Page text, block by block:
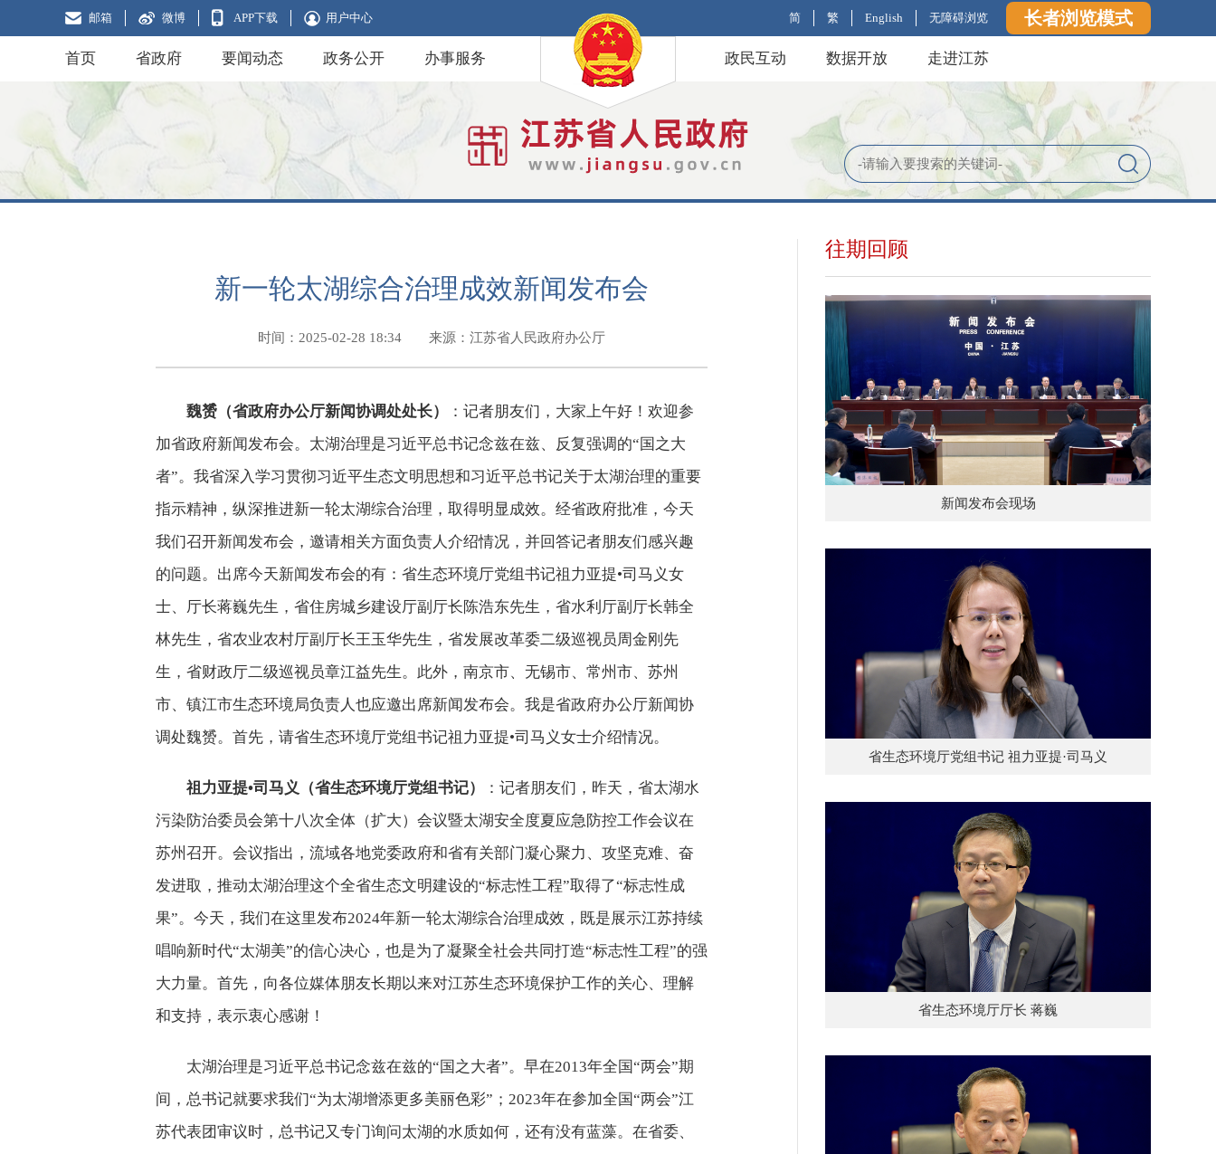
邮箱 微博 APP下载 用户中心 简 繁 English 无障碍浏览 长者浏览模式
首页 省政府 要闻动态 政务公开 办事服务 政民互动 数据开放 走进江苏
新一轮太湖综合治理成效新闻发布会
时间：2025-02-28 18:34 来源：江苏省人民政府办公厅
魏赟（省政府办公厅新闻协调处处长）
：记者朋友们，大家上午好！欢迎参
加省政府新闻发布会。太湖治理是习近平总书记念兹在兹、反复强调的“国之大
者”。我省深入学习贯彻习近平生态文明思想和习近平总书记关于太湖治理的重要
指示精神，纵深推进新一轮太湖综合治理，取得明显成效。经省政府批准，今天
我们召开新闻发布会，邀请相关方面负责人介绍情况，并回答记者朋友们感兴趣
的问题。出席今天新闻发布会的有：省生态环境厅党组书记祖力亚提•司马义女
士、厅长蒋巍先生，省住房城乡建设厅副厅长陈浩东先生，省水利厅副厅长韩全
林先生，省农业农村厅副厅长王玉华先生，省发展改革委二级巡视员周金刚先
生，省财政厅二级巡视员章江益先生。此外，南京市、无锡市、常州市、苏州
市、镇江市生态环境局负责人也应邀出席新闻发布会。我是省政府办公厅新闻协
调处魏赟。首先，请省生态环境厅党组书记祖力亚提•司马义女士介绍情况。
祖力亚提•司马义（省生态环境厅党组书记）
：记者朋友们，昨天，省太湖水
污染防治委员会第十八次全体（扩大）会议暨太湖安全度夏应急防控工作会议在
苏州召开。会议指出，流域各地党委政府和省有关部门凝心聚力、攻坚克难、奋
发进取，推动太湖治理这个全省生态文明建设的“标志性工程”取得了“标志性成
果”。今天，我们在这里发布2024年新一轮太湖综合治理成效，既是展示江苏持续
唱响新时代“太湖美”的信心决心，也是为了凝聚全社会共同打造“标志性工程”的强
大力量。首先，向各位媒体朋友长期以来对江苏生态环境保护工作的关心、理解
和支持，表示衷心感谢！
太湖治理是习近平总书记念兹在兹的“国之大者”。早在2013年全国“两会”期
间，总书记就要求我们“为太湖增添更多美丽色彩”；2023年在参加全国“两会”江
苏代表团审议时，总书记又专门询问太湖的水质如何，还有没有蓝藻。在省委、
往期回顾
新闻发布会现场
省生态环境厅党组书记 祖力亚提·司马义
省生态环境厅厅长 蒋巍